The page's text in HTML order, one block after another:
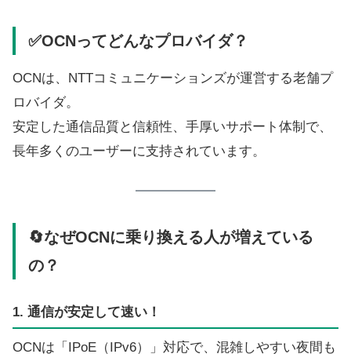
✅OCNってどんなプロバイダ？
OCNは、NTTコミュニケーションズが運営する老舗プ
ロバイダ。
安定した通信品質と信頼性、手厚いサポート体制で、
長年多くのユーザーに支持されています。
🔄なぜOCNに乗り換える人が増えている
の？
1. 通信が安定して速い！
OCNは「IPoE（IPv6）」対応で、混雑しやすい夜間も